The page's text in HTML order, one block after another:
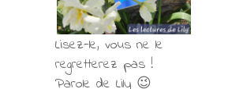
Lisez-le, vous ne le
regretterez pas !
Parole de Lily 😉